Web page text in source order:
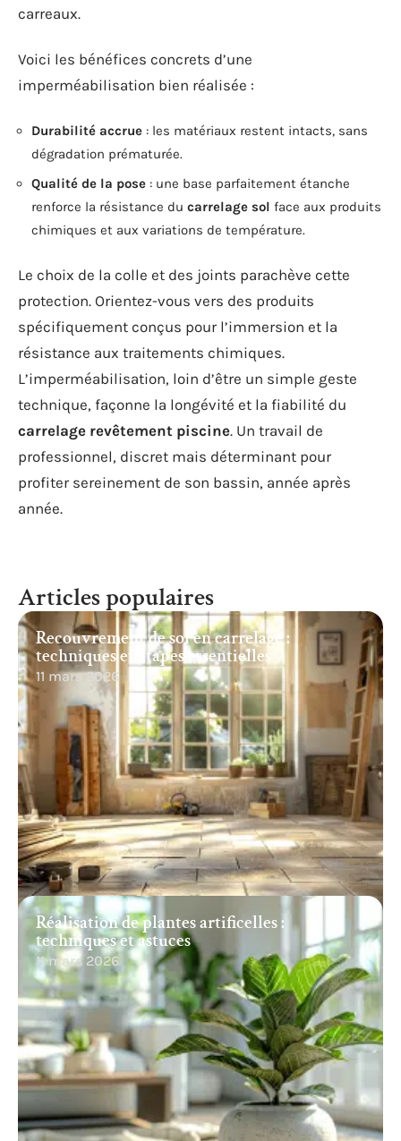
carreaux.
Voici les bénéfices concrets d’une
imperméabilisation bien réalisée :
Durabilité accrue : les matériaux restent intacts, sans
dégradation prématurée.
Qualité de la pose : une base parfaitement étanche
renforce la résistance du carrelage sol face aux produits
chimiques et aux variations de température.
Le choix de la colle et des joints parachève cette
protection. Orientez-vous vers des produits
spécifiquement conçus pour l’immersion et la
résistance aux traitements chimiques.
L’imperméabilisation, loin d’être un simple geste
technique, façonne la longévité et la fiabilité du
carrelage revêtement piscine. Un travail de
professionnel, discret mais déterminant pour
profiter sereinement de son bassin, année après
année.
Articles populaires
Recouvrement de sol en carrelage :
techniques et étapes essentielles
11 mars 2026
Réalisation de plantes artificelles :
techniques et astuces
11 mars 2026